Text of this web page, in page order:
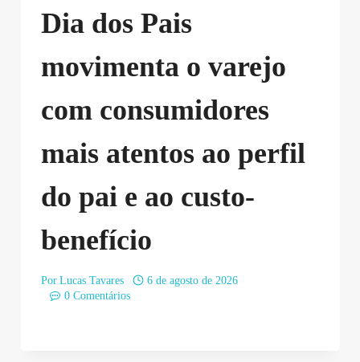
Dia dos Pais
movimenta o varejo
com consumidores
mais atentos ao perfil
do pai e ao custo-
benefício
Por Lucas Tavares
6 de agosto de 2026
0 Comentários